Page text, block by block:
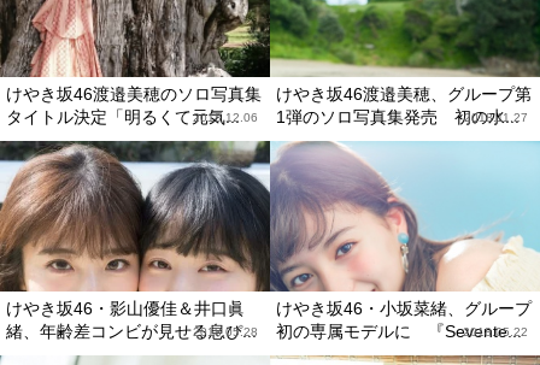
けやき坂46渡邉美穂のソロ写真集
タイトル決定「明るくて元気...
2018.12.06
けやき坂46渡邉美穂、グループ第
1弾のソロ写真集発売 初の水...
2018.11.27
けやき坂46・影山優佳＆井口眞
緒、年齢差コンビが見せる息ぴ...
2018.05.28
けやき坂46・小坂菜緒、グループ
初の専属モデルに 『Sevente...
2018.05.22